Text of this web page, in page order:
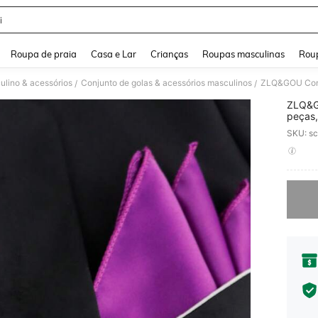
Roupa de praia Casa e Lar Crianças Roupas masculinas
& acessórios / Conjunto de golas & acessórios masculinos /
para
SKU: